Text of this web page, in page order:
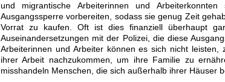
und migrantische Arbeiterinnen und
Ausgangssperre vorbereiten, sodass sie genug Zeit
Vorrat zu kaufen. Oft ist dies finanziell überhaupt
Auseinandersetzungen mit der Polizei, die diese
Arbeiterinnen und Arbeiter können es sich nicht leisten,
ihrer Arbeit nachzukommen, um ihre Familie zu
misshandeln Menschen, die sich außerhalb ihrer Häuser